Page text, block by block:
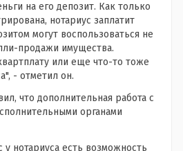
на его депозит. Как только
нотариус заплатит
могут воспользоваться не
продажи имущества.
или еще что-то тоже
- отметил он.
что дополнительная работа с
органами
у нотариуса есть возможность